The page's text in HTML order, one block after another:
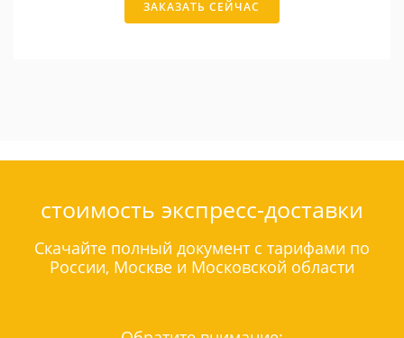
ЗАКАЗАТЬ СЕЙЧАС
стоимость экспресс-доставки
Скачайте полный документ с тарифами по
России, Москве и Московской области